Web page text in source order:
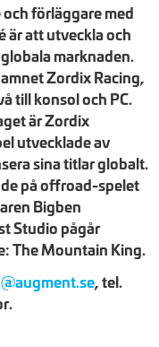
förläggare med
är att utveckla och
marknaden.
Zordix Racing,
till konsol och PC.
är Zordix
utvecklade av
sina titlar globalt.
på offroad-spelet
Bigben
Studio pågår
The Mountain King.
, tel.